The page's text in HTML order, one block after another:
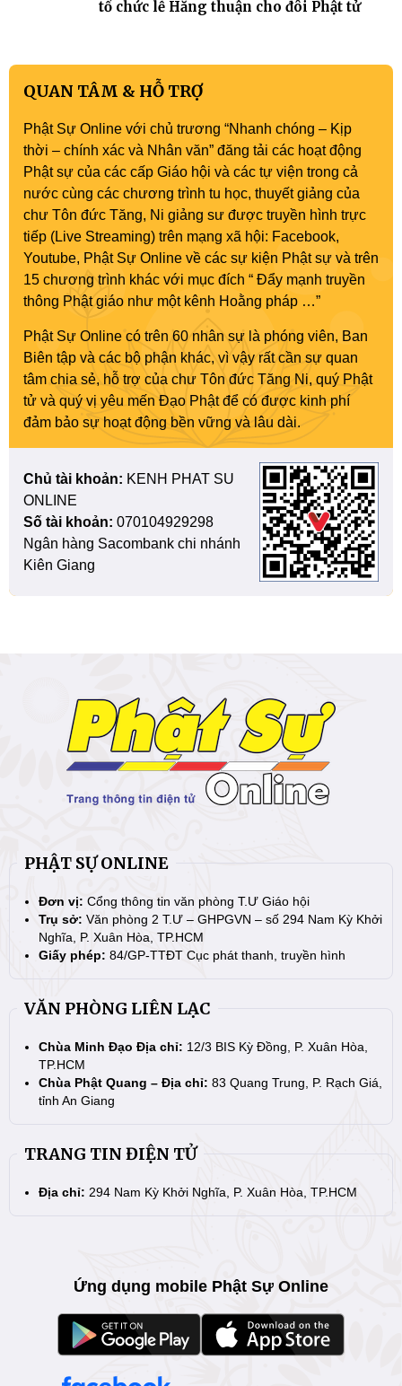
tổ chức lễ Hằng thuận cho đôi Phật tử
QUAN TÂM & HỖ TRỢ
Phật Sự Online với chủ trương “Nhanh chóng – Kịp
thời – chính xác và Nhân văn” đăng tải các hoạt động
Phật sự của các cấp Giáo hội và các tự viện trong cả
nước cùng các chương trình tu học, thuyết giảng của
chư Tôn đức Tăng, Ni giảng sư được truyền hình trực
tiếp (Live Streaming) trên mạng xã hội: Facebook,
Youtube, Phật Sự Online về các sự kiện Phật sự và trên
15 chương trình khác với mục đích “ Đẩy mạnh truyền
thông Phật giáo như một kênh Hoằng pháp …”
Phật Sự Online có trên 60 nhân sự là phóng viên, Ban
Biên tập và các bộ phận khác, vì vậy rất cần sự quan
tâm chia sẻ, hỗ trợ của chư Tôn đức Tăng Ni, quý Phật
tử và quý vị yêu mến Đạo Phật để có được kinh phí
đảm bảo sự hoạt động bền vững và lâu dài.
Chủ tài khoản: KENH PHAT SU
ONLINE
Số tài khoản: 070104929298
Ngân hàng Sacombank chi nhánh
Kiên Giang
PHẬT SỰ ONLINE
Đơn vị: Cổng thông tin văn phòng T.Ư Giáo hội
Trụ sở: Văn phòng 2 T.Ư – GHPGVN – số 294 Nam Kỳ Khởi
Nghĩa, P. Xuân Hòa, TP.HCM
Giấy phép: 84/GP-TTĐT Cục phát thanh, truyền hình
VĂN PHÒNG LIÊN LẠC
Chùa Minh Đạo Địa chỉ: 12/3 BIS Kỳ Đồng, P. Xuân Hòa,
TP.HCM
Chùa Phật Quang – Địa chỉ: 83 Quang Trung, P. Rạch Giá,
tỉnh An Giang
TRANG TIN ĐIỆN TỬ
Địa chỉ: 294 Nam Kỳ Khởi Nghĩa, P. Xuân Hòa, TP.HCM
Ứng dụng mobile Phật Sự Online